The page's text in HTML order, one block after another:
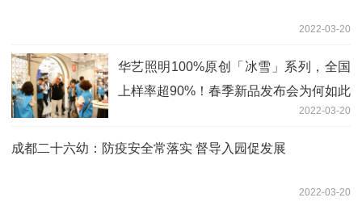
2022-03-20
华艺照明100%原创「冰雪」系列，全国
上样率超90%！春季新品发布会为何如此
2022-03-20
成都二十六幼：防疫安全常落实 督导入园促发展
2022-03-20